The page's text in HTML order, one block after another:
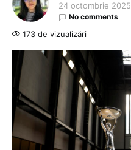
24 octombrie 2025
No comments
173 de vizualizări